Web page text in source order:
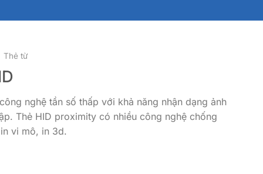
Thẻ từ
nghệ tần số thấp với khả năng nhận dạng ảnh
Thẻ HID proximity có nhiều công nghệ chống
vi mô, in 3d.